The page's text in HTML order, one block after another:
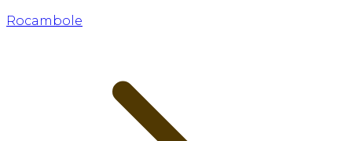
Rocambole